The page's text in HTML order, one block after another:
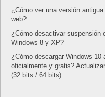
¿Cómo ver una versión
web?
¿Cómo desactivar suspensión
Windows 8 y XP?
¿Cómo descargar Windows 10
oficialmente y gratis?
(32 bits / 64 bits)